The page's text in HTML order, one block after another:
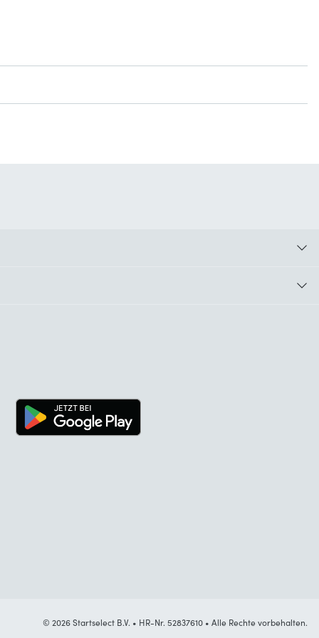
© 2026 Startselect B.V. • HR-Nr. 52837610 • Alle Rechte vorbehalten.